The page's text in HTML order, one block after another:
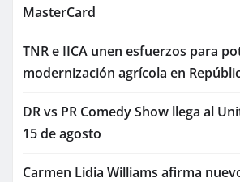
MasterCard
TNR e IICA unen esfuerzos para
modernización agrícola en
DR vs PR Comedy Show llega al
15 de agosto
Carmen Lidia Williams afirma